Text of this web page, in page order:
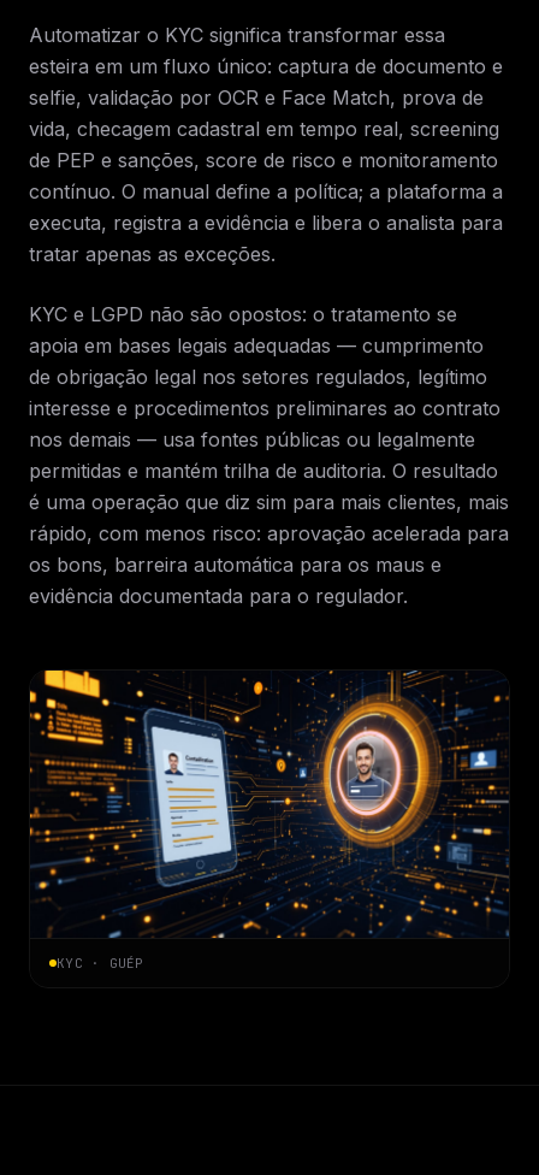
Automatizar o KYC significa transformar essa
esteira em um fluxo único: captura de documento e
selfie, validação por OCR e Face Match, prova de
vida, checagem cadastral em tempo real, screening
de PEP e sanções, score de risco e monitoramento
contínuo. O manual define a política; a plataforma a
executa, registra a evidência e libera o analista para
tratar apenas as exceções.
KYC e LGPD não são opostos: o tratamento se
apoia em bases legais adequadas — cumprimento
de obrigação legal nos setores regulados, legítimo
interesse e procedimentos preliminares ao contrato
nos demais — usa fontes públicas ou legalmente
permitidas e mantém trilha de auditoria. O resultado
é uma operação que diz sim para mais clientes, mais
rápido, com menos risco: aprovação acelerada para
os bons, barreira automática para os maus e
evidência documentada para o regulador.
KYC · GUÉP